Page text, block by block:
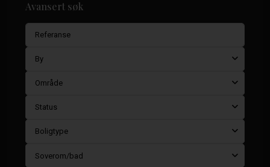
Avansert søk
By
Område
Status
Boligtype
Soverom/bad